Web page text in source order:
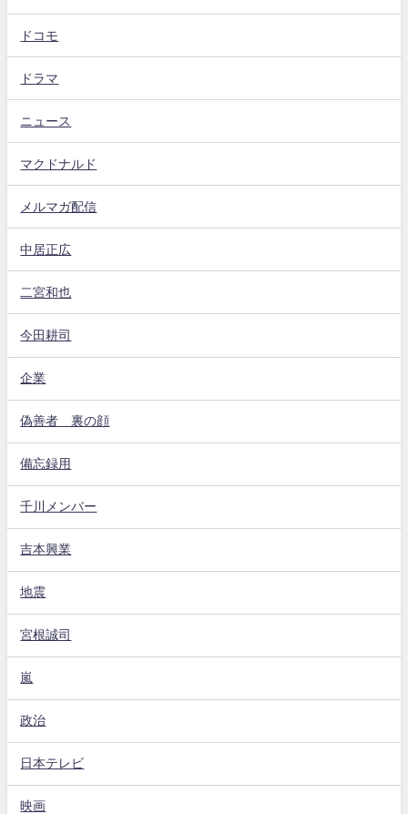
ドコモ
ドラマ
ニュース
マクドナルド
メルマガ配信
中居正広
二宮和也
今田耕司
企業
偽善者 裏の顔
備忘録用
千川メンバー
吉本興業
地震
宮根誠司
嵐
政治
日本テレビ
映画